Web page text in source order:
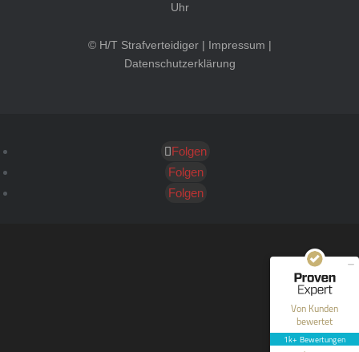
Uhr
© H/T Strafverteidiger | Impressum |
Datenschutzerklärung
Folgen
Folgen
Folgen
Von Kunden
bewertet
1k+ Bewertungen
Kundenbewertungen und Erfahrungen zu
SEHR GUT
40
Bewertungen auf
ProvenExpert.com
Blick aufs ProvenExpert-Profil werfen